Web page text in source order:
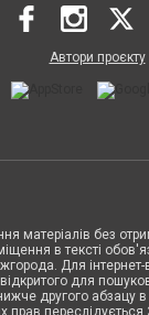
Автори проєкту
матеріалів без
в тексті
Для
для
другого абзацу
прав переслідується